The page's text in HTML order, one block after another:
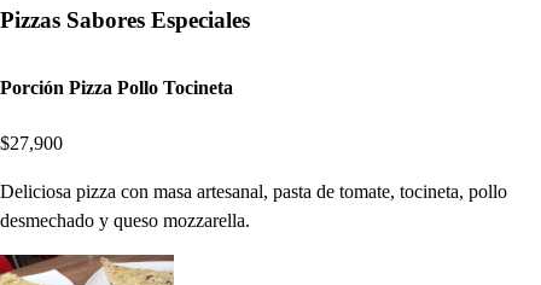
Pizzas Sabores Especiales
Porción Pizza Pollo Tocineta
$27,900
Deliciosa pizza con masa artesanal, pasta de tomate, tocineta, pollo
desmechado y queso mozzarella.